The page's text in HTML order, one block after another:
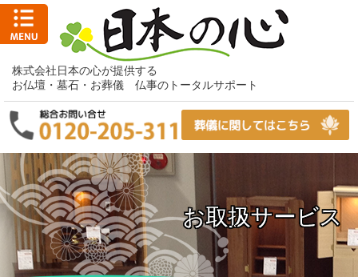
株式会社日本の心が提供する
お仏壇・墓石・お葬儀 仏事のトータルサポート
お取扱サービス